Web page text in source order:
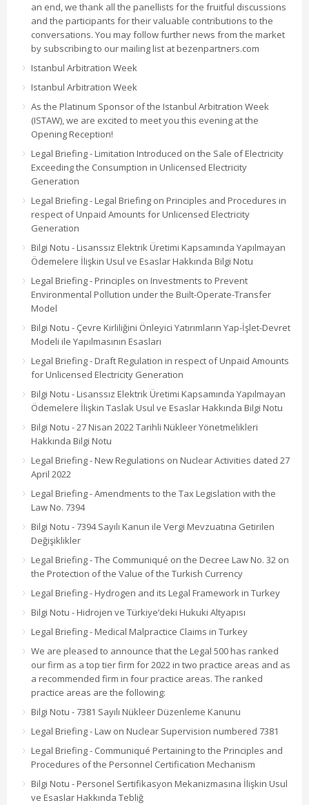
an end, we thank all the panellists for the fruitful discussions
and the participants for their valuable contributions to the
conversations. You may follow further news from the market
by subscribing to our mailing list at bezenpartners.com
Istanbul Arbitration Week
Istanbul Arbitration Week
As the Platinum Sponsor of the Istanbul Arbitration Week
(ISTAW), we are excited to meet you this evening at the
Opening Reception!
Legal Briefing - Limitation Introduced on the Sale of Electricity
Exceeding the Consumption in Unlicensed Electricity
Generation
Legal Briefing - Legal Briefing on Principles and Procedures in
respect of Unpaid Amounts for Unlicensed Electricity
Generation
Bilgi Notu - Lisanssız Elektrik Üretimi Kapsamında Yapılmayan
Ödemelere İlişkin Usul ve Esaslar Hakkında Bilgi Notu
Legal Briefing - Principles on Investments to Prevent
Environmental Pollution under the Built-Operate-Transfer
Model
Bilgi Notu - Çevre Kirliliğini Önleyici Yatırımların Yap-İşlet-Devret
Modeli ile Yapılmasının Esasları
Legal Briefing - Draft Regulation in respect of Unpaid Amounts
for Unlicensed Electricity Generation
Bilgi Notu - Lisanssız Elektrik Üretimi Kapsamında Yapılmayan
Ödemelere İlişkin Taslak Usul ve Esaslar Hakkında Bilgi Notu
Bilgi Notu - 27 Nisan 2022 Tarihli Nükleer Yönetmelikleri
Hakkında Bilgi Notu
Legal Briefing - New Regulations on Nuclear Activities dated 27
April 2022
Legal Briefing - Amendments to the Tax Legislation with the
Law No. 7394
Bilgi Notu - 7394 Sayılı Kanun ile Vergi Mevzuatına Getirilen
Değişiklikler
Legal Briefing - The Communiqué on the Decree Law No. 32 on
the Protection of the Value of the Turkish Currency
Legal Briefing - Hydrogen and its Legal Framework in Turkey
Bilgi Notu - Hidrojen ve Türkiye’deki Hukuki Altyapısı
Legal Briefing - Medical Malpractice Claims in Turkey
We are pleased to announce that the Legal 500 has ranked
our firm as a top tier firm for 2022 in two practice areas and as
a recommended firm in four practice areas. The ranked
practice areas are the following:
Bilgi Notu - 7381 Sayılı Nükleer Düzenleme Kanunu
Legal Briefing - Law on Nuclear Supervision numbered 7381
Legal Briefing - Communiqué Pertaining to the Principles and
Procedures of the Personnel Certification Mechanism
Bilgi Notu - Personel Sertifikasyon Mekanizmasına İlişkin Usul
ve Esaslar Hakkında Tebliğ